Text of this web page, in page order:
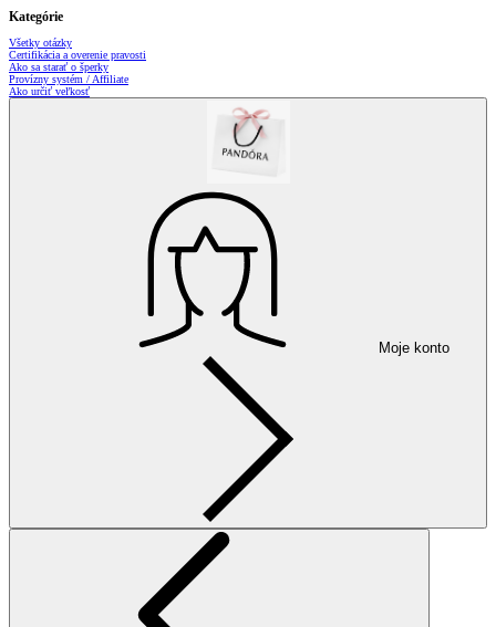
Kategórie
Všetky otázky
Certifikácia a overenie pravosti
Ako sa starať o šperky
Provízny systém / Affiliate
Ako určiť veľkosť
Moje konto